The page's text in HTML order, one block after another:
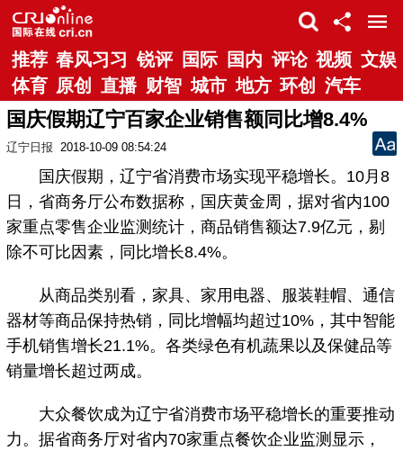
推荐 春风习习 锐评 国际 国内 评论 视频 文娱
体育 原创 直播 财智 城市 地方 环创 汽车
国庆假期辽宁百家企业销售额同比增8.4%
辽宁日报 2018-10-09 08:54:24
国庆假期，辽宁省消费市场实现平稳增长。10月8
日，省商务厅公布数据称，国庆黄金周，据对省内100
家重点零售企业监测统计，商品销售额达7.9亿元，剔
除不可比因素，同比增长8.4%。
从商品类别看，家具、家用电器、服装鞋帽、通信
器材等商品保持热销，同比增幅均超过10%，其中智能
手机销售增长21.1%。各类绿色有机蔬果以及保健品等
销量增长超过两成。
大众餐饮成为辽宁省消费市场平稳增长的重要推动
力。据省商务厅对省内70家重点餐饮企业监测显示，